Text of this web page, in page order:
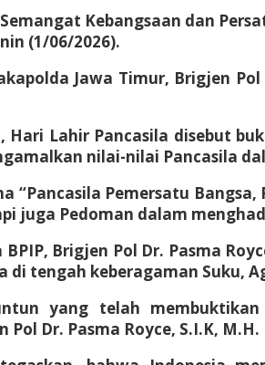
Semangat Kebangsaan dan
(1/06/2026).
Jawa Timur, Brigjen
Lahir Pancasila disebut
nilai-nilai Pancasila
“Pancasila Pemersatu
juga Pedoman dalam
Brigjen Pol Dr. Pasma
tengah keberagaman Suku,
yang telah
Dr. Pasma Royce, S.I.K, M.H.